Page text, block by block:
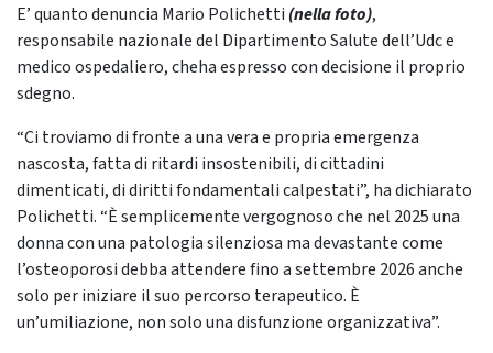
E’ quanto denuncia Mario Polichetti (nella foto),
responsabile nazionale del Dipartimento Salute dell’Udc e
medico ospedaliero, cheha espresso con decisione il proprio
sdegno.
“Ci troviamo di fronte a una vera e propria emergenza
nascosta, fatta di ritardi insostenibili, di cittadini
dimenticati, di diritti fondamentali calpestati”, ha dichiarato
Polichetti. “È semplicemente vergognoso che nel 2025 una
donna con una patologia silenziosa ma devastante come
l’osteoporosi debba attendere fino a settembre 2026 anche
solo per iniziare il suo percorso terapeutico. È
un’umiliazione, non solo una disfunzione organizzativa”.